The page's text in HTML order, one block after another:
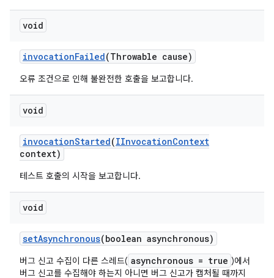
void
invocationFailed(Throwable cause)
오류 조건으로 인해 불완전한 호출을 보고합니다.
void
invocationStarted(IInvocationContext
context)
테스트 호출의 시작을 보고합니다.
void
setAsynchronous(boolean asynchronous)
버그 신고 수집이 다른 스레드( asynchronous = true )에서
버그 신고를 수집해야 하는지 아니면 버그 신고가 캡처될 때까지